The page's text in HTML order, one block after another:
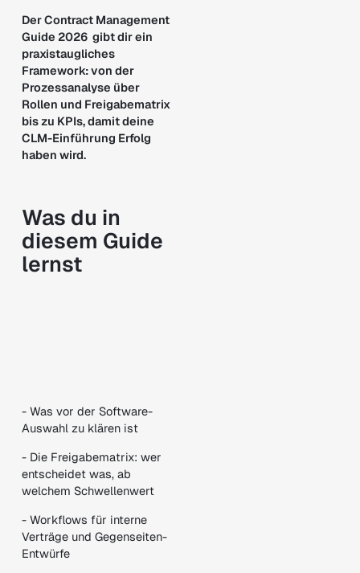
Der Contract Management
Guide 2026 gibt dir ein
praxistaugliches
Framework: von der
Prozessanalyse über
Rollen und Freigabematrix
bis zu KPIs, damit deine
CLM-Einführung Erfolg
haben wird.
Was du in
diesem Guide
lernst
- Was vor der Software-
Auswahl zu klären ist
- Die Freigabematrix: wer
entscheidet was, ab
welchem Schwellenwert
- Workflows für interne
Verträge und Gegenseiten-
Entwürfe